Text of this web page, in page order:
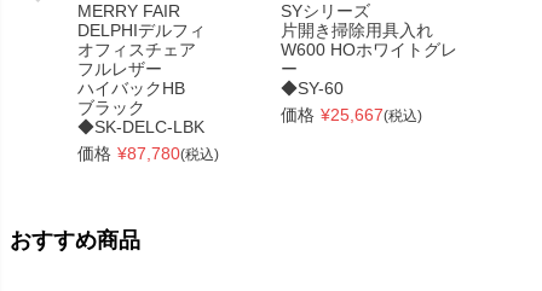
MERRY FAIR
DELPHIデルフィ
オフィスチェア
フルレザー
ハイバックHB
ブラック
◆SK-DELC-LBK
価格 ¥87,780(税込)
SYシリーズ
片開き掃除用具入れ
W600 HOホワイトグレ
ー
◆SY-60
価格 ¥25,667(税込)
おすすめ商品